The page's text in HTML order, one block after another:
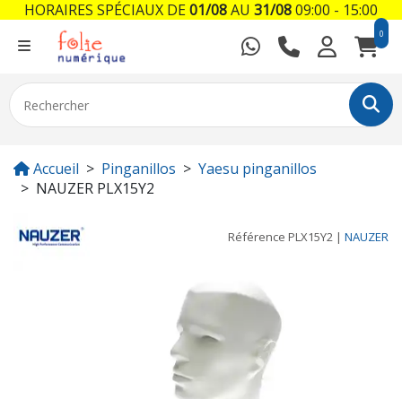
0
Accueil Pinganillos
Yaesu pinganillos
NAUZER PLX15Y2
Référence PLX15Y2 | NAUZER
HORAIRES SPÉCIAUX DE01/08AU 31/0809:00 - 15:00